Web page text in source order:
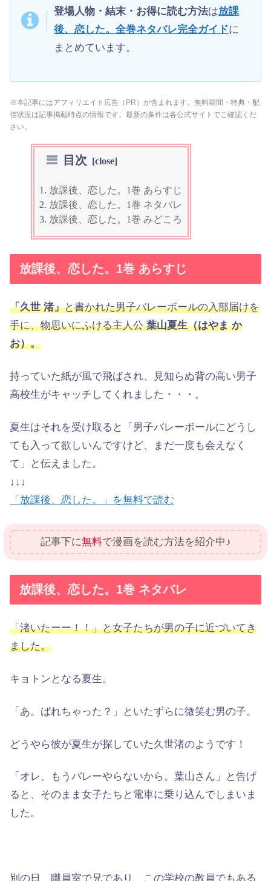
登場人物・結末・お得に読む方法は放課
後、恋した。全巻ネタバレ完全ガイドに
まとめています。
※本記事にはアフィリエイト広告（PR）が含まれます。無料期間・特典・配
信状況は記事掲載時点の情報です。最新の条件は各公式サイトでご確認くだ
さい。
目次
放課後、恋した。1巻 あらすじ
放課後、恋した。1巻 ネタバレ
放課後、恋した。1巻 みどころ
放課後、恋した。1巻 あらすじ
「久世 渚」と書かれた男子バレーボールの入部届けを
手に、物思いにふける主人公葉山夏生（はやま か
お）。
持っていた紙が風で飛ばされ、見知らぬ背の高い男子
高校生がキャッチしてくれました・・・。
夏生はそれを受け取ると「男子バレーボールにどうし
ても入って欲しいんですけど、まだ一度も会えなく
て」と伝えました。
↓↓↓
「放課後、恋した。」を無料で読む
記事下に無料で漫画を読む方法を紹介中♪
放課後、恋した。1巻 ネタバレ
「渚いたーー！！」と女子たちが男の子に近づいてき
ました。
キョトンとなる夏生。
「あ。ばれちゃった？」といたずらに微笑む男の子。
どうやら彼が夏生が探していた久世渚のようです！
「オレ、もうバレーやらないから。葉山さん」と告げ
ると、そのまま女子たちと電車に乗り込んでしまいま
した。
別の日、職員室で兄であり、この学校の教員でもある